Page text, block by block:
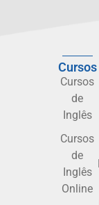
Cursos
Cursos
de
Inglês
Cursos
de
Inglês
Online